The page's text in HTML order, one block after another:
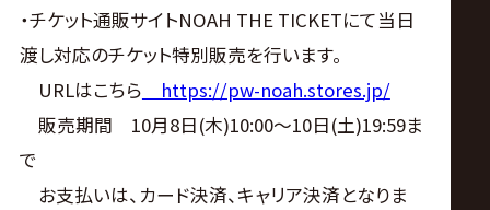
・チケット通販サイトNOAH THE TICKETにて当日
渡し対応のチケット特別販売を行います。
URLはこちら https://pw-noah.stores.jp/
販売期間 10月8日(木)10:00～10日(土)19:59ま
で
お支払いは、カード決済、キャリア決済となりま